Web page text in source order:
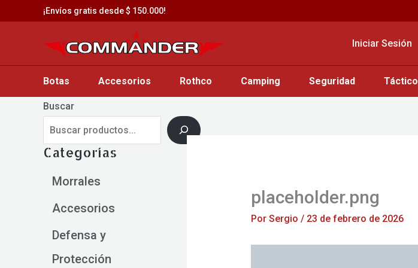
al
¡Envíos gratis desde $ 150.000!
Iniciar Sesión
Botas Accesorios Rothco Camping Seguridad Táctico
Buscar
Categorías
Morrales
Accesorios
Defensa y
Protección
placeholder.png
Por Sergio / 23 de febrero de 2026